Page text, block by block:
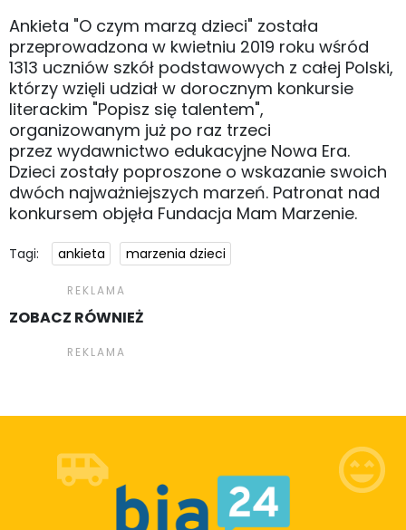
Ankieta "O czym marzą dzieci" została
przeprowadzona w kwietniu 2019 roku wśród
1313 uczniów szkół podstawowych z całej Polski,
którzy wzięli udział w dorocznym konkursie
literackim "Popisz się talentem",
organizowanym już po raz trzeci
przez wydawnictwo edukacyjne Nowa Era.
Dzieci zostały poproszone o wskazanie swoich
dwóch najważniejszych marzeń. Patronat nad
konkursem objęła Fundacja Mam Marzenie.
Tagi: ankieta marzenia dzieci
ZOBACZ RÓWNIEŻ